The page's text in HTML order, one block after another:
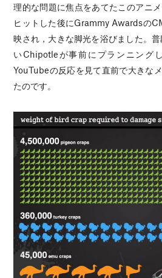
理的な問題に焦点をあてたこのアニ
ヒットした後にGrammy Awardsの
映され，大きな脚光を浴びました。
いChipotleが事前にプランニング
YouTubeの反応を見て直前で大きな
たのです。